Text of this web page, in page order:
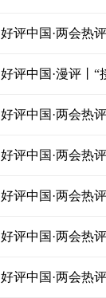
好评中国·两会热
好评中国·漫评丨“
好评中国·两会热
好评中国·两会热
好评中国·两会热
好评中国·两会热
好评中国·两会热